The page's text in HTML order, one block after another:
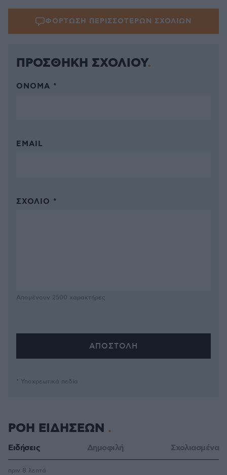
ΦΟΡΤΩΣΗ ΠΕΡΙΣΣΟΤΕΡΩΝ ΣΧΟΛΙΩΝ
ΠΡΟΣΘΗΚΗ ΣΧΟΛΙΟΥ
ΌΝΟΜΑ *
EMAIL
ΣΧΌΛΙΟ *
Απομένουν 2500 χαρακτήρες
* Υποχρεωτικά πεδία
ΡΟΗ ΕΙΔΗΣΕΩΝ
Ειδήσεις Δημοφιλή Σχολιασμένα
πριν 8 λεπτά